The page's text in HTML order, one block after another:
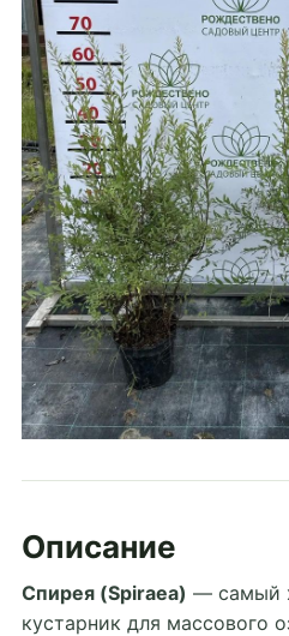
Описание
Спирея (Spiraea) — самый
кустарник для массового